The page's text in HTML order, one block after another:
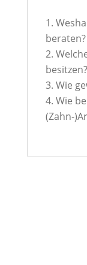
beraten?
besitzen?
Wie
Wie
(Zahn-